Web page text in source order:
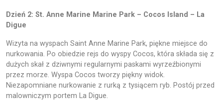
Dzień 2: St. Anne Marine Marine Park – Cocos Island – La
Digue
Wizyta na wyspach Saint Anne Marine Park, piękne miejsce do
nurkowania. Po obiedzie rejs do wyspy Cocos, która składa się z
dużych skał z dziwnymi regularnymi paskami wyrzeźbionymi
przez morze. Wyspa Cocos tworzy piękny widok.
Niezapomniane nurkowanie z rurką z tysiącem ryb. Postój przed
malowniczym portem La Digue.